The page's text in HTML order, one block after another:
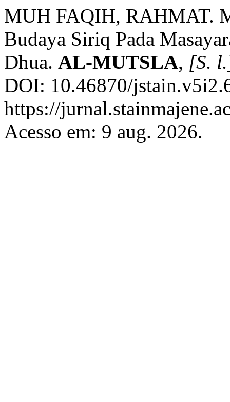
MUH FAQIH, RAHMAT.
Budaya Siriq Pada
Dhua. AL-MUTSLA, [S.
DOI: 10.46870/
https://
Acesso em: 9 aug. 2026.